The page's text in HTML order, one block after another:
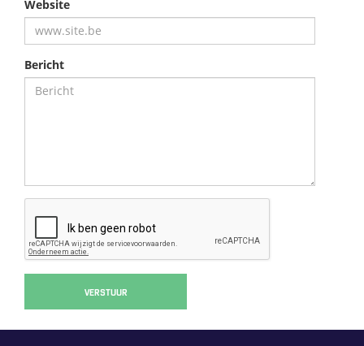
Website
Bericht
VERSTUUR